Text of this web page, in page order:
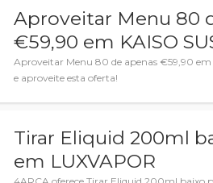
Aproveitar Menu 80
€59,90 em KAISO
Aproveitar Menu 80 de apenas €59,90 em
e aproveite esta oferta!
Tirar Eliquid 200ml
em LUXVAPOR